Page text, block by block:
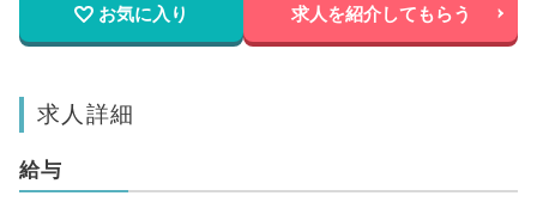
お気に入り 求人を紹介してもらう
求人詳細
給与